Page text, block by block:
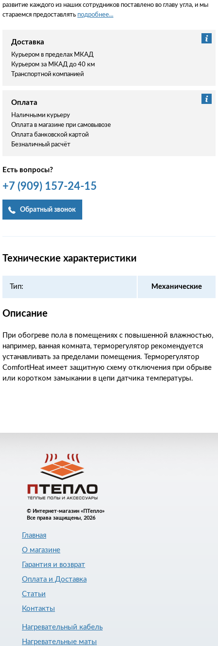
развитие каждого из наших сотрудников поставлено во главу угла, и мы
стараемся предоставлять подробнее...
Доставка
Курьером в пределах МКАД
Курьером за МКАД до 40 км
Транспортной компанией
Оплата
Наличными курьеру
Оплата в магазине при самовывозе
Оплата банковской картой
Безналичный расчёт
Есть вопросы?
+7 (909) 157-24-15
Обратный звонок
Технические характеристики
Тип: Механические
Описание
При обогреве пола в помещениях с повышенной влажностью,
например, ванная комната, терморегулятор рекомендуется
устанавливать за пределами помещения. Терморегулятор
ComfortHeat имеет защитную схему отключения при обрыве
или коротком замыкании в цепи датчика температуры.
© Интернет-магазин «ПТепло»
Все права защищены, 2026
Главная
О магазине
Гарантия и возврат
Оплата и Доставка
Статьи
Контакты
Нагревательный кабель
Нагревательные маты